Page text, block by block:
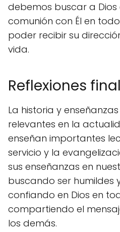
debemos buscar a
comunión con Él en
poder recibir su
vida.
Reflexiones
La historia y
relevantes en la
enseñan importantes
servicio y la
sus enseñanzas en
buscando ser humildes
confiando en Dios en
compartiendo el
los demás.